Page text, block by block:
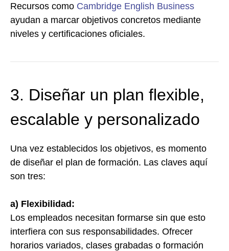
Recursos como Cambridge English Business
ayudan a marcar objetivos concretos mediante
niveles y certificaciones oficiales.
3. Diseñar un plan flexible,
escalable y personalizado
Una vez establecidos los objetivos, es momento
de diseñar el plan de formación. Las claves aquí
son tres:
a) Flexibilidad:
Los empleados necesitan formarse sin que esto
interfiera con sus responsabilidades. Ofrecer
horarios variados, clases grabadas o formación